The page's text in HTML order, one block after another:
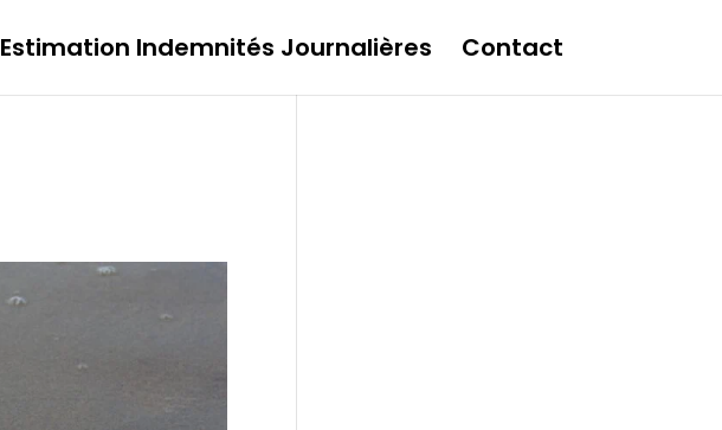
Estimation Indemnités Journalières Contact